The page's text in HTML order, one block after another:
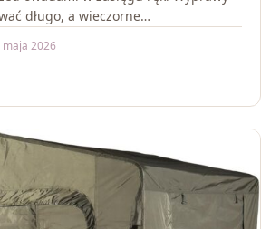
długo, a wieczorne…
maja 2026